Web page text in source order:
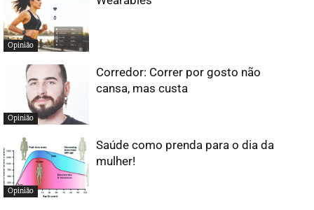
Opinião
Opinião
Corredor: Correr por gosto não
cansa, mas custa
Opinião
Saúde como prenda para o dia da
mulher!